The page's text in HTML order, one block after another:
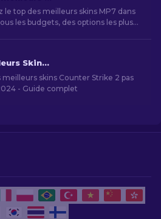
le top des meilleurs skins MP7 dans
les budgets, des options les plus
Les Meilleurs Skins Bon Marché dans CS2 [2026]
meilleurs skins Counter Strike 2 pas
- Guide complet